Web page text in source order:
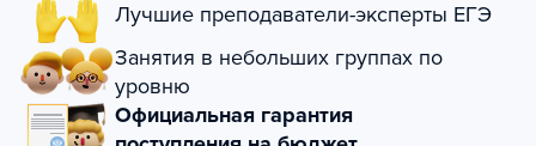
Лучшие преподаватели-эксперты ЕГЭ
Занятия в небольших группах по
уровню
Официальная гарантия